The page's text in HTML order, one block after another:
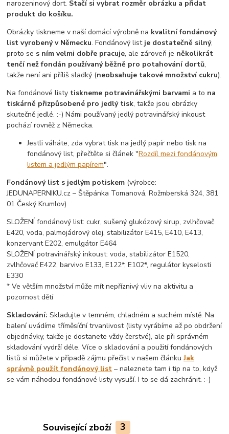
narozeninový dort. Stačí si vybrat rozměr obrázku a přidat
produkt do košíku.
Obrázky tiskneme v naší domácí výrobně na kvalitní fondánový
list vyrobený v Německu. Fondánový list je dostatečně silný,
proto se s ním velmi dobře pracuje, ale zároveň je několikrát
tenčí než fondán používaný běžně pro potahování dortů,
takže není ani příliš sladký (neobsahuje takové množství cukru).
Na fondánové listy tiskneme potravinářskými barvami a to na
tiskárně přizpůsobené pro jedlý tisk, takže jsou obrázky
skutečně jedlé. :-) Námi používaný jedlý potravinářský inkoust
pochází rovněž z Německa.
Jestli váháte, zda vybrat tisk na jedlý papír nebo tisk na
fondánový list, přečtěte si článek "Rozdíl mezi fondánovým
listem a jedlým papírem".
Fondánový list s jedlým potiskem (výrobce:
JEDUNAPERNIKU.cz – Štěpánka Tomanová, Rožmberská 324, 381
01 Český Krumlov)
SLOŽENÍ fondánový list: cukr, sušený glukózový sirup, zvlhčovač
E420, voda, palmojádrový olej, stabilizátor E415, E410, E413,
konzervant E202, emulgátor E464
SLOŽENÍ potravinářský inkoust: voda, stabilizátor E1520,
zvlhčovač E422, barvivo E133, E122*, E102*, regulátor kyselosti
E330
* Ve větším množství může mít nepříznivý vliv na aktivitu a
pozornost dětí
Skladování: Skladujte v temném, chladném a suchém místě. Na
balení uvádíme tříměsíční trvanlivost (listy vyrábíme až po obdržení
objednávky, takže je dostanete vždy čerstvé), ale při správném
skladování vydrží déle. Více o skladování a použití fondánových
listů si můžete v případě zájmu přečíst v našem článkuJak
správně použít fondánový list – naleznete tam i tip na to, když
se vám náhodou fondánové listy vysuší. I to se dá zachránit. :-)
Související zboží 3